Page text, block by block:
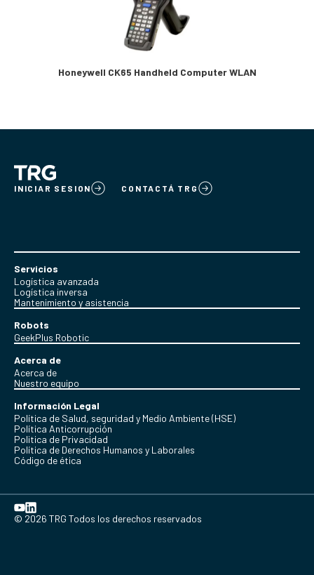
Honeywell CK65 Handheld Computer WLAN
INICIAR SESION CONTACTÁ TRG
Servicios
Logística avanzada
Logística inversa
Mantenimiento y asistencia
Robots
GeekPlus Robotic
Acerca de
Acerca de
Nuestro equipo
Información Legal
Política de Salud, seguridad y Medio Ambiente (HSE)
Política Anticorrupción
Politica de Privacidad
Política de Derechos Humanos y Laborales
Código de ética
© 2026 TRG Todos los derechos reservados